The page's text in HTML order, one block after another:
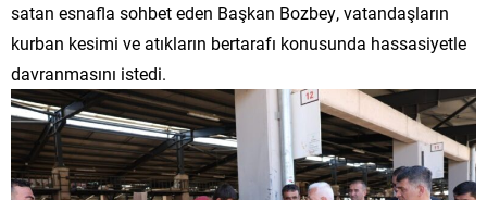
satan esnafla sohbet eden Başkan Bozbey, vatandaşların
kurban kesimi ve atıkların bertarafı konusunda hassasiyetle
davranmasını istedi.